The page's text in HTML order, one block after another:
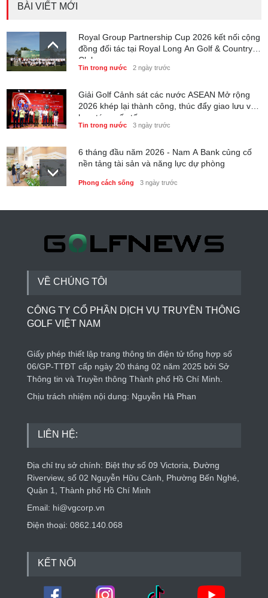
BÀI VIẾT MỚI
Royal Group Partnership Cup 2026 kết nối cộng
đồng đối tác tại Royal Long An Golf & Country
Club
Tin trong nước 2 ngày trước
Giải Golf Cảnh sát các nước ASEAN Mở rộng
2026 khép lại thành công, thúc đẩy giao lưu và
hợp tác quốc tế
Tin trong nước 3 ngày trước
6 tháng đầu năm 2026 - Nam A Bank củng cố
nền tảng tài sản và năng lực dự phòng
Phong cách sống 3 ngày trước
Thành lập Trung tâm Giải mã lượng tử Quang
Phong cách sống 3 ngày trước
VỀ CHÚNG TÔI
CÔNG TY CỔ PHẦN DỊCH VỤ TRUYỀN THÔNG
GOLF VIỆT NAM
Giấy phép thiết lập trang thông tin điện tử tổng hợp số
06/GP-TTĐT cấp ngày 20 tháng 02 năm 2025 bởi Sở
Thông tin và Truyền thông Thành phố Hồ Chí Minh.
Chịu trách nhiệm nội dung: Nguyễn Hà Phan
LIÊN HỆ:
Địa chỉ trụ sở chính: Biệt thự số 09 Victoria, Đường
Riverview, số 02 Nguyễn Hữu Cảnh, Phường Bến Nghé,
Quận 1, Thành phố Hồ Chí Minh
Email: hi@vgcorp.vn
Điện thoại: 0862.140.068
KẾT NỐI